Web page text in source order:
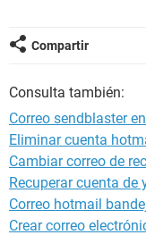
Compartir
Consulta también:
Correo sendblaster
Eliminar cuenta
Cambiar correo de
Recuperar cuenta
Correo hotmail
Crear correo